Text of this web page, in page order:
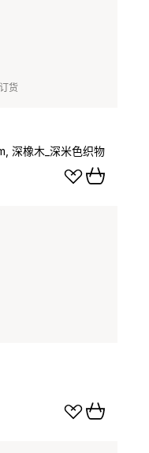
货
深橡木_深米色织物